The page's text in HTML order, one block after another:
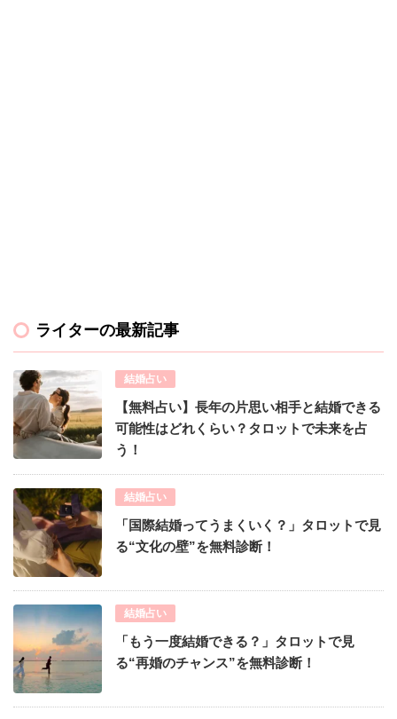
ライターの最新記事
結婚占い
【無料占い】長年の片思い相手と結婚できる
可能性はどれくらい？タロットで未来を占
う！
結婚占い
「国際結婚ってうまくいく？」タロットで見
る“文化の壁”を無料診断！
結婚占い
「もう一度結婚できる？」タロットで見
る“再婚のチャンス”を無料診断！